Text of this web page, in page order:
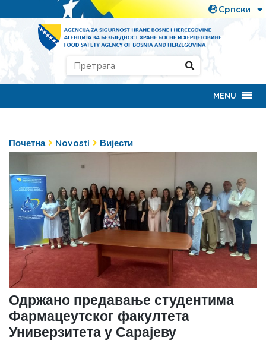
MENU
Почетна Novosti Вијести
Одржано предавање студентима
Фармацеутског факултета
Универзитета у Сарајеву